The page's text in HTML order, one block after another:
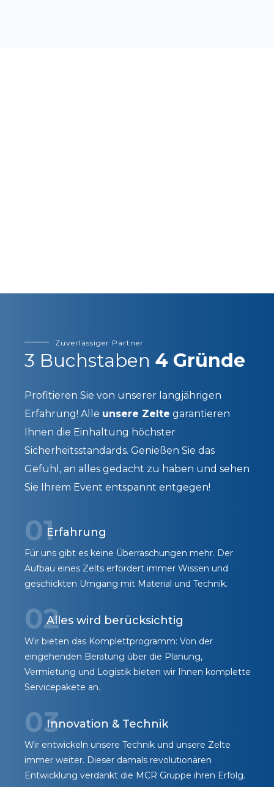
Zuverlässiger Partner
3 Buchstaben4 Gründe
Profitieren Sie von unserer langjährigen
Erfahrung! Alle unsere Zelte garantieren
Ihnen die Einhaltung höchster
Sicherheitsstandards. Genießen Sie das
Gefühl, an alles gedacht zu haben und sehen
Sie Ihrem Event entspannt entgegen!
01Erfahrung
Für uns gibt es keine Überraschungen mehr. Der
Aufbau eines Zelts erfordert immer Wissen und
geschickten Umgang mit Material und Technik.
02Alles wird berücksichtig
Wir bieten das Komplettprogramm: Von der
eingehenden Beratung über die Planung,
Vermietung und Logistik bieten wir Ihnen komplette
Servicepakete an.
03Innovation & Technik
Wir entwickeln unsere Technik und unsere Zelte
immer weiter. Dieser damals revolutionären
Entwicklung verdankt die MCR Gruppe ihren Erfolg.